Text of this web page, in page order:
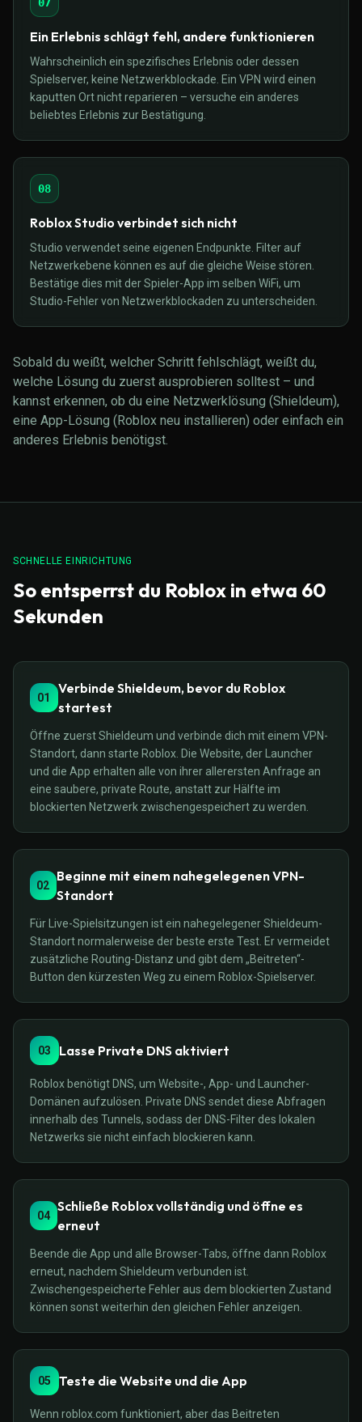
07
Ein Erlebnis schlägt fehl, andere funktionieren
Wahrscheinlich ein spezifisches Erlebnis oder dessen
Spielserver, keine Netzwerkblockade. Ein VPN wird einen
kaputten Ort nicht reparieren – versuche ein anderes
beliebtes Erlebnis zur Bestätigung.
08
Roblox Studio verbindet sich nicht
Studio verwendet seine eigenen Endpunkte. Filter auf
Netzwerkebene können es auf die gleiche Weise stören.
Bestätige dies mit der Spieler-App im selben WiFi, um
Studio-Fehler von Netzwerkblockaden zu unterscheiden.
Sobald du weißt, welcher Schritt fehlschlägt, weißt du,
welche Lösung du zuerst ausprobieren solltest – und
kannst erkennen, ob du eine Netzwerklösung (Shieldeum),
eine App-Lösung (Roblox neu installieren) oder einfach ein
anderes Erlebnis benötigst.
SCHNELLE EINRICHTUNG
So entsperrst du Roblox in etwa 60
Sekunden
01
Verbinde Shieldeum, bevor du Roblox
startest
Öffne zuerst Shieldeum und verbinde dich mit einem VPN-
Standort, dann starte Roblox. Die Website, der Launcher
und die App erhalten alle von ihrer allerersten Anfrage an
eine saubere, private Route, anstatt zur Hälfte im
blockierten Netzwerk zwischengespeichert zu werden.
02
Beginne mit einem nahegelegenen VPN-
Standort
Für Live-Spielsitzungen ist ein nahegelegener Shieldeum-
Standort normalerweise der beste erste Test. Er vermeidet
zusätzliche Routing-Distanz und gibt dem „Beitreten“-
Button den kürzesten Weg zu einem Roblox-Spielserver.
03 Lasse Private DNS aktiviert
Roblox benötigt DNS, um Website-, App- und Launcher-
Domänen aufzulösen. Private DNS sendet diese Abfragen
innerhalb des Tunnels, sodass der DNS-Filter des lokalen
Netzwerks sie nicht einfach blockieren kann.
04
Schließe Roblox vollständig und öffne es
erneut
Beende die App und alle Browser-Tabs, öffne dann Roblox
erneut, nachdem Shieldeum verbunden ist.
Zwischengespeicherte Fehler aus dem blockierten Zustand
können sonst weiterhin den gleichen Fehler anzeigen.
05 Teste die Website und die App
Wenn roblox.com funktioniert, aber das Beitreten